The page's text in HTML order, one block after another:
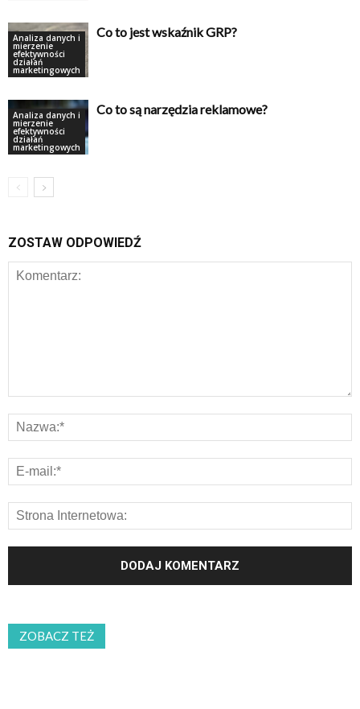
Analiza danych i
mierzenie
efektywności
działań
marketingowych
Co to jest wskaźnik GRP?
Analiza danych i
mierzenie
efektywności
działań
marketingowych
Co to są narzędzia reklamowe?
ZOSTAW ODPOWIEDŹ
ZOBACZ TEŻ